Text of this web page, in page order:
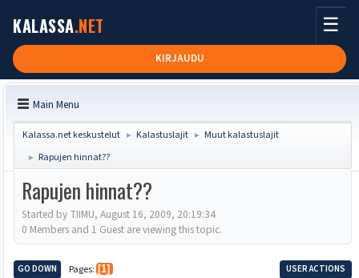
KALASSA.NET
KIRJAUDU
☰
Main Menu
Kalassa.net keskustelut ► Kalastuslajit ► Muut kalastuslajit
► Rapujen hinnat??
Rapujen hinnat??
Started by TIIMU, August 16, 2009, 20:19:34
0 Members and 1 Guest are viewing this topic.
GO DOWN Pages 1 USER ACTIONS